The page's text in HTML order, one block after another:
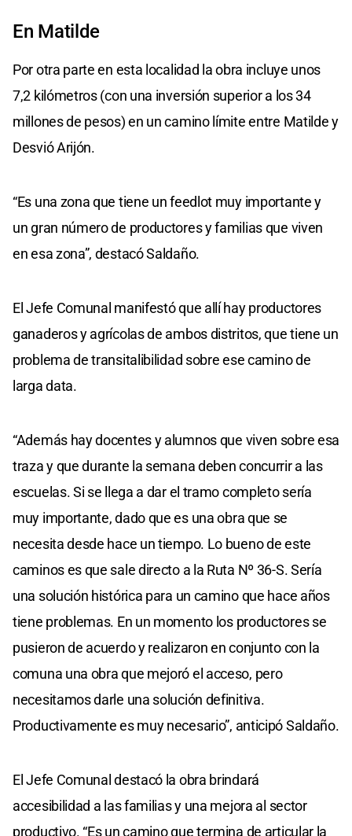
En Matilde
Por otra parte en esta localidad la obra incluye unos
7,2 kilómetros (con una inversión superior a los 34
millones de pesos) en un camino límite entre Matilde y
Desvió Arijón.
“Es una zona que tiene un feedlot muy importante y
un gran número de productores y familias que viven
en esa zona”, destacó Saldaño.
El Jefe Comunal manifestó que allí hay productores
ganaderos y agrícolas de ambos distritos, que tiene un
problema de transitalibilidad sobre ese camino de
larga data.
“Además hay docentes y alumnos que viven sobre esa
traza y que durante la semana deben concurrir a las
escuelas. Si se llega a dar el tramo completo sería
muy importante, dado que es una obra que se
necesita desde hace un tiempo. Lo bueno de este
caminos es que sale directo a la Ruta Nº 36-S. Sería
una solución histórica para un camino que hace años
tiene problemas. En un momento los productores se
pusieron de acuerdo y realizaron en conjunto con la
comuna una obra que mejoró el acceso, pero
necesitamos darle una solución definitiva.
Productivamente es muy necesario”, anticipó Saldaño.
El Jefe Comunal destacó la obra brindará
accesibilidad a las familias y una mejora al sector
productivo. “Es un camino que termina de articular la